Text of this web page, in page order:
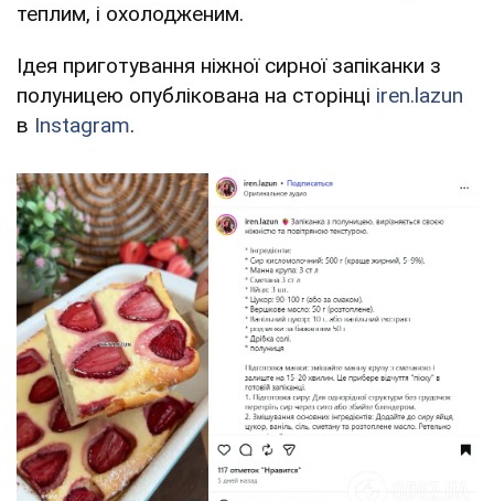
теплим, і охолодженим.
Ідея приготування ніжної сирної запіканки з
полуницею опублікована на сторінці iren.lazun
в Instagram.